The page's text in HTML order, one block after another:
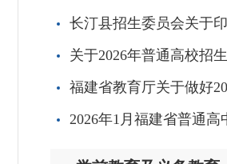
长汀县招生委员会关于
关于2026年普通高校招
福建省教育厅关于做好
2026年1月福建省普通